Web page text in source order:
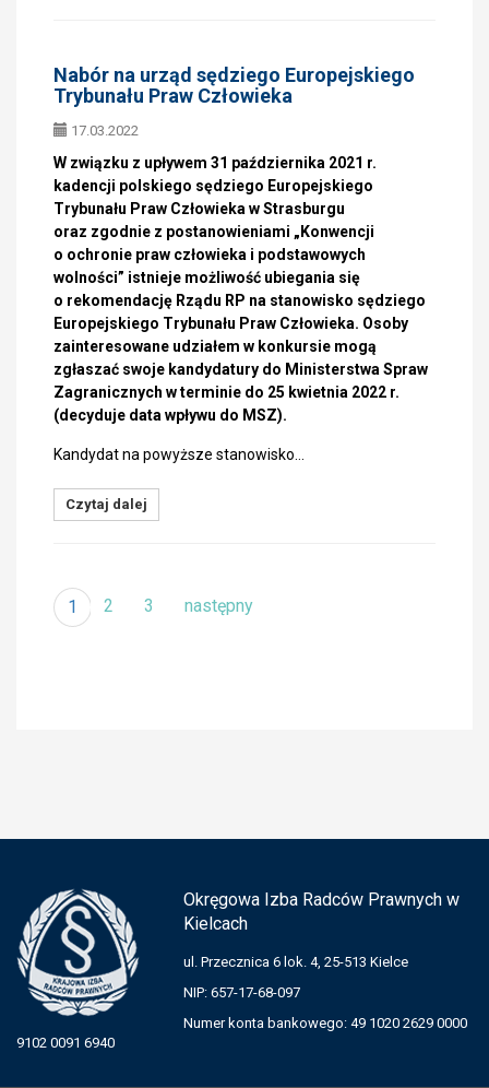
Nabór na urząd sędziego Europejskiego
Trybunału Praw Człowieka
17.03.2022
W związku z upływem 31 października 2021 r.
kadencji polskiego sędziego Europejskiego
Trybunału Praw Człowieka w Strasburgu
oraz zgodnie z postanowieniami „Konwencji
o ochronie praw człowieka i podstawowych
wolności” istnieje możliwość ubiegania się
o rekomendację Rządu RP na stanowisko sędziego
Europejskiego Trybunału Praw Człowieka. Osoby
zainteresowane udziałem w konkursie mogą
zgłaszać swoje kandydatury do Ministerstwa Spraw
Zagranicznych w terminie do 25 kwietnia 2022 r.
(decyduje data wpływu do MSZ).
Kandydat na powyższe stanowisko…
Czytaj dalej
1 2 3 następny
Okręgowa Izba Radców Prawnych w
Kielcach
ul. Przecznica 6 lok. 4, 25-513 Kielce
NIP: 657-17-68-097
Numer konta bankowego: 49 1020 2629 0000
9102 0091 6940